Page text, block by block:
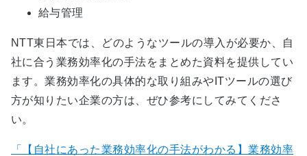
給与管理
NTT東日本では、どのようなツールの導入が必要か、自
社に合う業務効率化の手法をまとめた資料を提供してい
ます。業務効率化の具体的な取り組みやITツールの選び
方が知りたい企業の方は、ぜひ参考にしてみてくださ
い。
「【自社にあった業務効率化の手法がわかる】業務効率